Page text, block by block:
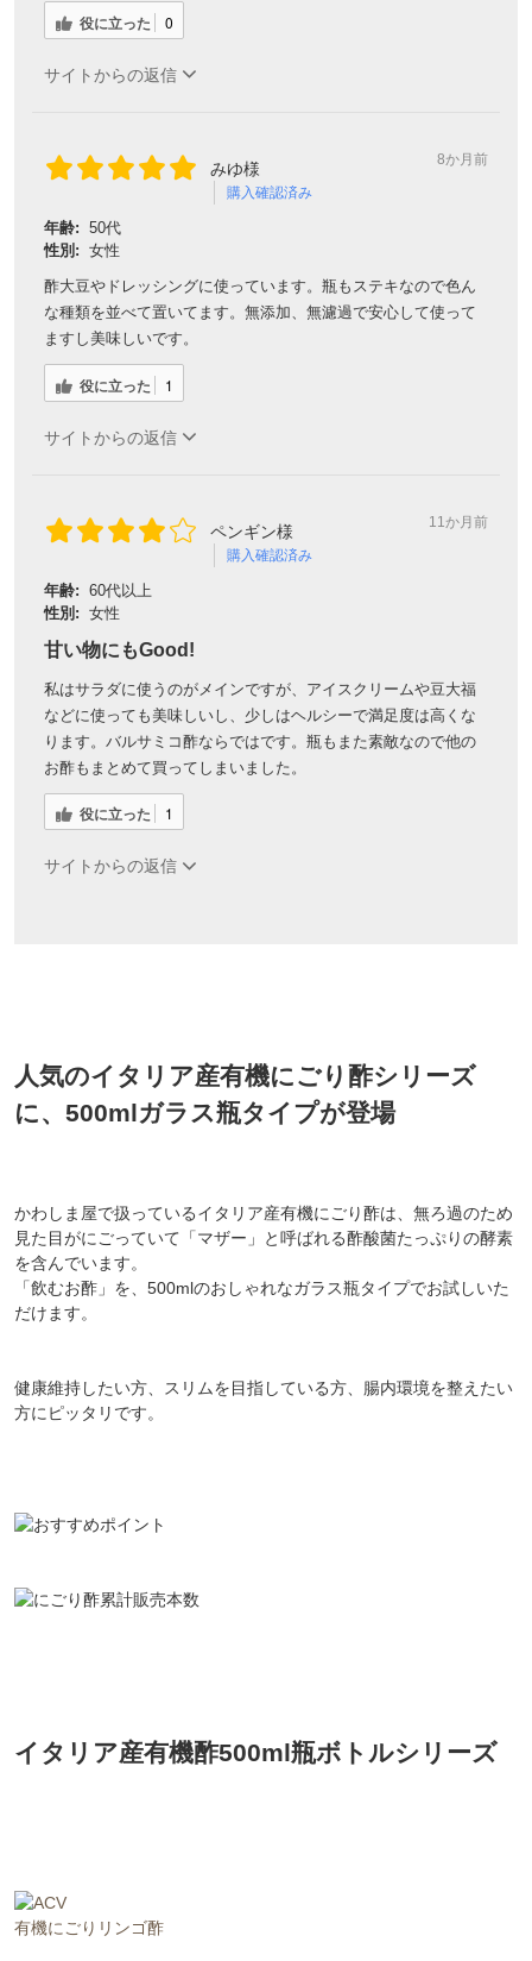
役に立った 0
サイトからの返信
みゆ様
購入確認済み
8か月前
年齢: 50代
性別: 女性
酢大豆やドレッシングに使っています。瓶もステキなので色ん
な種類を並べて置いてます。無添加、無濾過で安心して使って
ますし美味しいです。
役に立った 1
サイトからの返信
ペンギン様
購入確認済み
11か月前
年齢: 60代以上
性別: 女性
甘い物にもGood!
私はサラダに使うのがメインですが、アイスクリームや豆大福
などに使っても美味しいし、少しはヘルシーで満足度は高くな
ります。バルサミコ酢ならではです。瓶もまた素敵なので他の
お酢もまとめて買ってしまいました。
役に立った 1
サイトからの返信
人気のイタリア産有機にごり酢シリーズ
に、500mlガラス瓶タイプが登場
かわしま屋で扱っているイタリア産有機にごり酢は、無ろ過のため
見た目がにごっていて「マザー」と呼ばれる酢酸菌たっぷりの酵素
を含んでいます。
「飲むお酢」を、500mlのおしゃれなガラス瓶タイプでお試しいた
だけます。
健康維持したい方、スリムを目指している方、腸内環境を整えたい
方にピッタリです。
イタリア産有機酢500ml瓶ボトルシリーズ
有機にごりリンゴ酢